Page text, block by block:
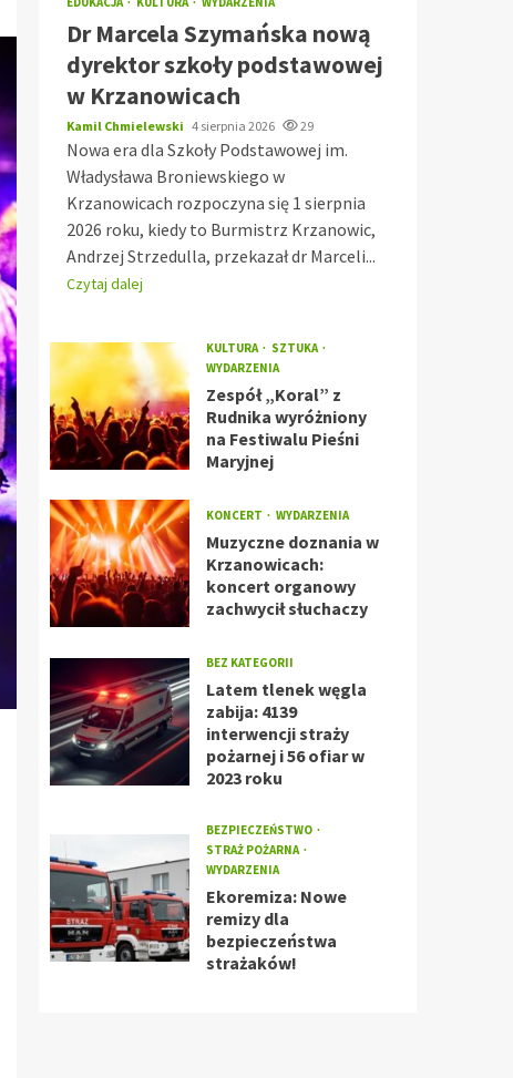
Dr Marcela Szymańska nową
dyrektor szkoły podstawowej
w Krzanowicach
Kamil Chmielewski 4 sierpnia 2026 29
Nowa era dla Szkoły Podstawowej im.
Władysława Broniewskiego w
Krzanowicach rozpoczyna się 1 sierpnia
2026 roku, kiedy to Burmistrz Krzanowic,
Andrzej Strzedulla, przekazał dr Marceli...
Czytaj dalej
KULTURA
SZTUKA
WYDARZENIA
Zespół „Koral” z
Rudnika wyróżniony
na Festiwalu Pieśni
Maryjnej
KONCERT WYDARZENIA
Muzyczne doznania w
Krzanowicach:
koncert organowy
zachwycił słuchaczy
BEZ KATEGORII
Latem tlenek węgla
zabija: 4139
interwencji straży
pożarnej i 56 ofiar w
2023 roku
BEZPIECZEŃSTWO
STRAŻ POŻARNA
WYDARZENIA
Ekoremiza: Nowe
remizy dla
bezpieczeństwa
strażaków!